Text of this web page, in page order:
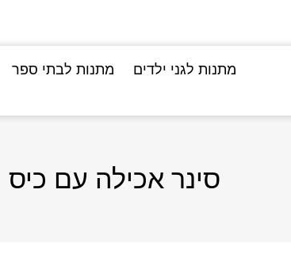
מתנות לגני ילדים מתנות לבתי ספר
סינר אכילה עם כיס